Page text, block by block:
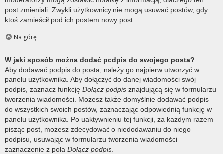
post zmieniali. Zwykli użytkownicy nie mogą usuwać postów, gdy
ktoś zamieścił pod ich postem nowy post.
Na górę
W jaki sposób można dodać podpis do swojego posta?
Aby dodawać podpis do posta, należy go najpierw utworzyć w
panelu użytkownika. Aby dołączyć do danej wiadomości swój
podpis, zaznacz funkcję Dołącz podpis znajdującą się w formularzu
tworzenia wiadomości. Możesz także domyślnie dodawać podpis
do wszystkich swoich postów, zaznaczając odpowiednią funkcję w
panelu użytkownika. Po uaktywnieniu tej funkcji, za każdym razem
pisząc post, możesz zdecydować o niedodawaniu do niego
podpisu, usuwając w formularzu tworzenia wiadomości
zaznaczenie z pola Dołącz podpis.